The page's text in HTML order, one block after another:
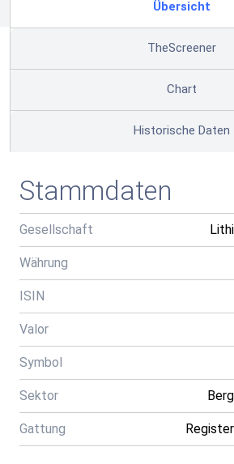
Übersicht
TheScreener
Chart
Historische Daten
Stammdaten
Gesellschaft
Währung
ISIN
Valor
Symbol
Sektor
Gattung